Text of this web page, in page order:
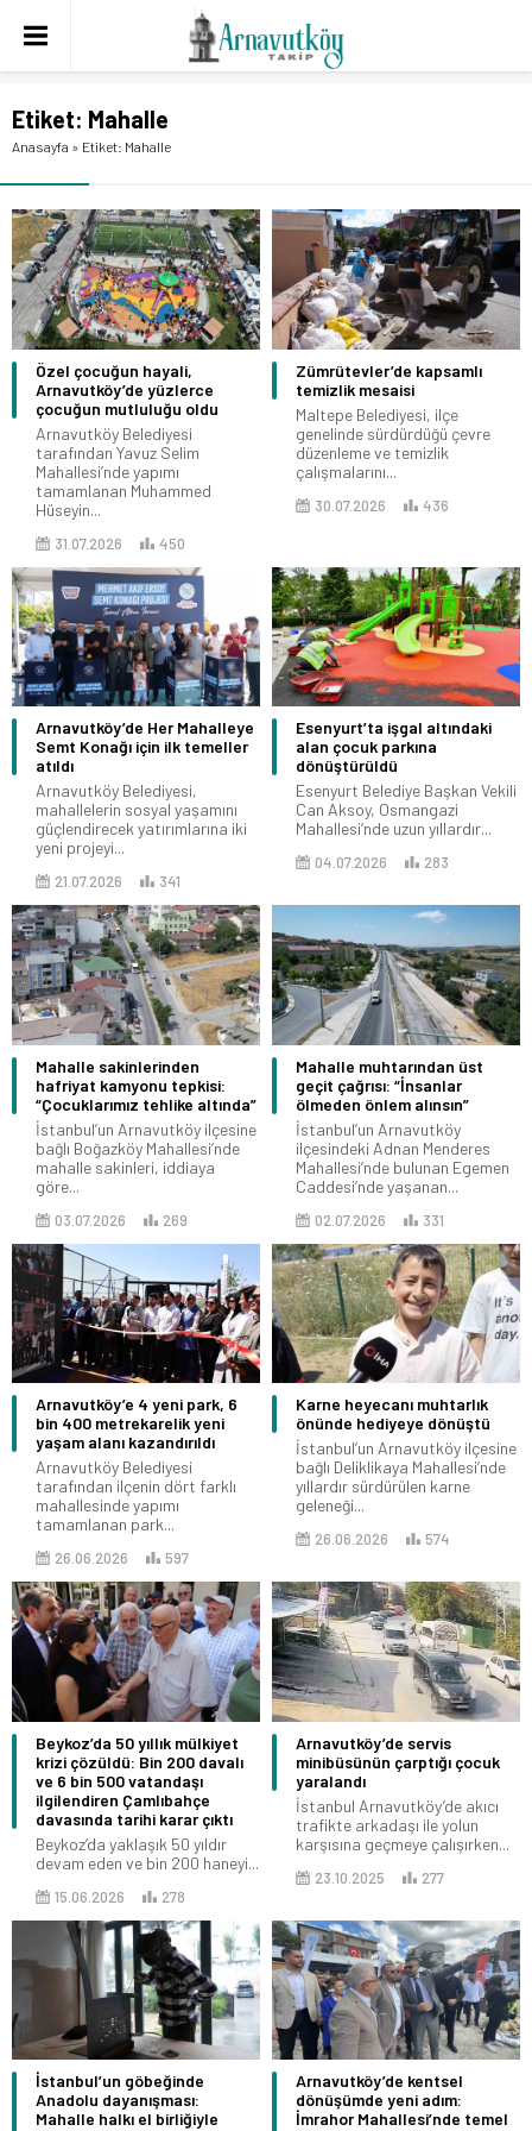
Etiket: Mahalle
Anasayfa » Etiket: Mahalle
Özel çocuğun hayali,
Arnavutköy’de yüzlerce
çocuğun mutluluğu oldu
Arnavutköy Belediyesi
tarafından Yavuz Selim
Mahallesi’nde yapımı
tamamlanan Muhammed
Hüseyin...
31.07.2026 450
Zümrütevler’de kapsamlı
temizlik mesaisi
Maltepe Belediyesi, ilçe
genelinde sürdürdüğü çevre
düzenleme ve temizlik
çalışmalarını...
30.07.2026 436
Arnavutköy’de Her Mahalleye
Semt Konağı için ilk temeller
atıldı
Arnavutköy Belediyesi,
mahallelerin sosyal yaşamını
güçlendirecek yatırımlarına iki
yeni projeyi...
21.07.2026 341
Esenyurt’ta işgal altındaki
alan çocuk parkına
dönüştürüldü
Esenyurt Belediye Başkan Vekili
Can Aksoy, Osmangazi
Mahallesi’nde uzun yıllardır...
04.07.2026 283
Mahalle sakinlerinden
hafriyat kamyonu tepkisi:
“Çocuklarımız tehlike altında”
İstanbul’un Arnavutköy ilçesine
bağlı Boğazköy Mahallesi’nde
mahalle sakinleri, iddiaya
göre...
03.07.2026 269
Mahalle muhtarından üst
geçit çağrısı: “İnsanlar
ölmeden önlem alınsın”
İstanbul’un Arnavutköy
ilçesindeki Adnan Menderes
Mahallesi’nde bulunan Egemen
Caddesi’nde yaşanan...
02.07.2026 331
Arnavutköy’e 4 yeni park, 6
bin 400 metrekarelik yeni
yaşam alanı kazandırıldı
Arnavutköy Belediyesi
tarafından ilçenin dört farklı
mahallesinde yapımı
tamamlanan park...
26.06.2026 597
Karne heyecanı muhtarlık
önünde hediyeye dönüştü
İstanbul’un Arnavutköy ilçesine
bağlı Deliklikaya Mahallesi’nde
yıllardır sürdürülen karne
geleneği...
26.06.2026 574
Beykoz’da 50 yıllık mülkiyet
krizi çözüldü: Bin 200 davalı
ve 6 bin 500 vatandaşı
ilgilendiren Çamlıbahçe
davasında tarihi karar çıktı
Beykoz’da yaklaşık 50 yıldır
devam eden ve bin 200 haneyi...
15.06.2026 278
Arnavutköy’de servis
minibüsünün çarptığı çocuk
yaralandı
İstanbul Arnavutköy’de akıcı
trafikte arkadaşı ile yolun
karşısına geçmeye çalışırken...
23.10.2025 277
İstanbul’un göbeğinde
Anadolu dayanışması:
Mahalle halkı el birliğiyle
Arnavutköy’de kentsel
dönüşümde yeni adım:
İmrahor Mahallesi’nde temel